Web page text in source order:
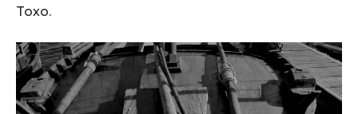
Toxo.